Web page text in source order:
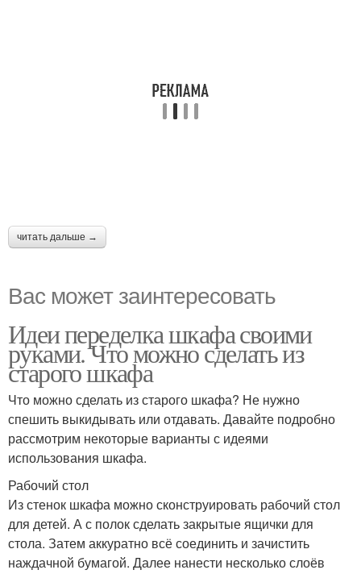
читать дальше →
Вас может заинтересовать
Идеи переделка шкафа своими
руками. Что можно сделать из
старого шкафа
Что можно сделать из старого шкафа? Не нужно
спешить выкидывать или отдавать. Давайте подробно
рассмотрим некоторые варианты с идеями
использования шкафа.
Рабочий стол
Из стенок шкафа можно сконструировать рабочий стол
для детей. А с полок сделать закрытые ящички для
стола. Затем аккуратно всё соединить и зачистить
наждачной бумагой. Далее нанести несколько слоёв